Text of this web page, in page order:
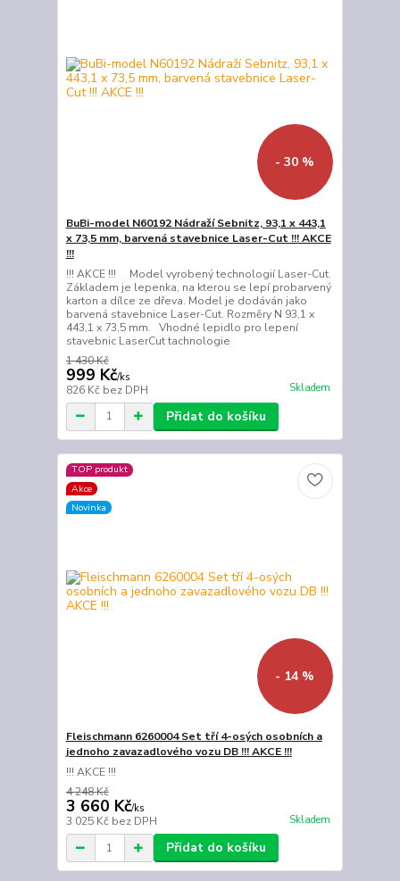
- 30 %
BuBi-model N60192 Nádraží Sebnitz, 93,1 x 443,1
x 73,5 mm, barvená stavebnice Laser-Cut !!! AKCE
!!!
!!! AKCE !!! Model vyrobený technologií Laser-Cut.
Základem je lepenka, na kterou se lepí probarvený
karton a dílce ze dřeva. Model je dodáván jako
barvená stavebnice Laser-Cut. Rozměry N 93,1 x
443,1 x 73,5 mm. Vhodné lepidlo pro lepení
stavebnic LaserCut tachnologie
1 430 Kč
999 Kč/ks
826 Kč bez DPH Skladem
Přidat do košíku
TOP produkt
Akce
Novinka
- 14 %
Fleischmann 6260004 Set tří 4-osých osobních a
jednoho zavazadlového vozu DB !!! AKCE !!!
!!! AKCE !!!
4 248 Kč
3 660 Kč/ks
3 025 Kč bez DPH Skladem
Přidat do košíku